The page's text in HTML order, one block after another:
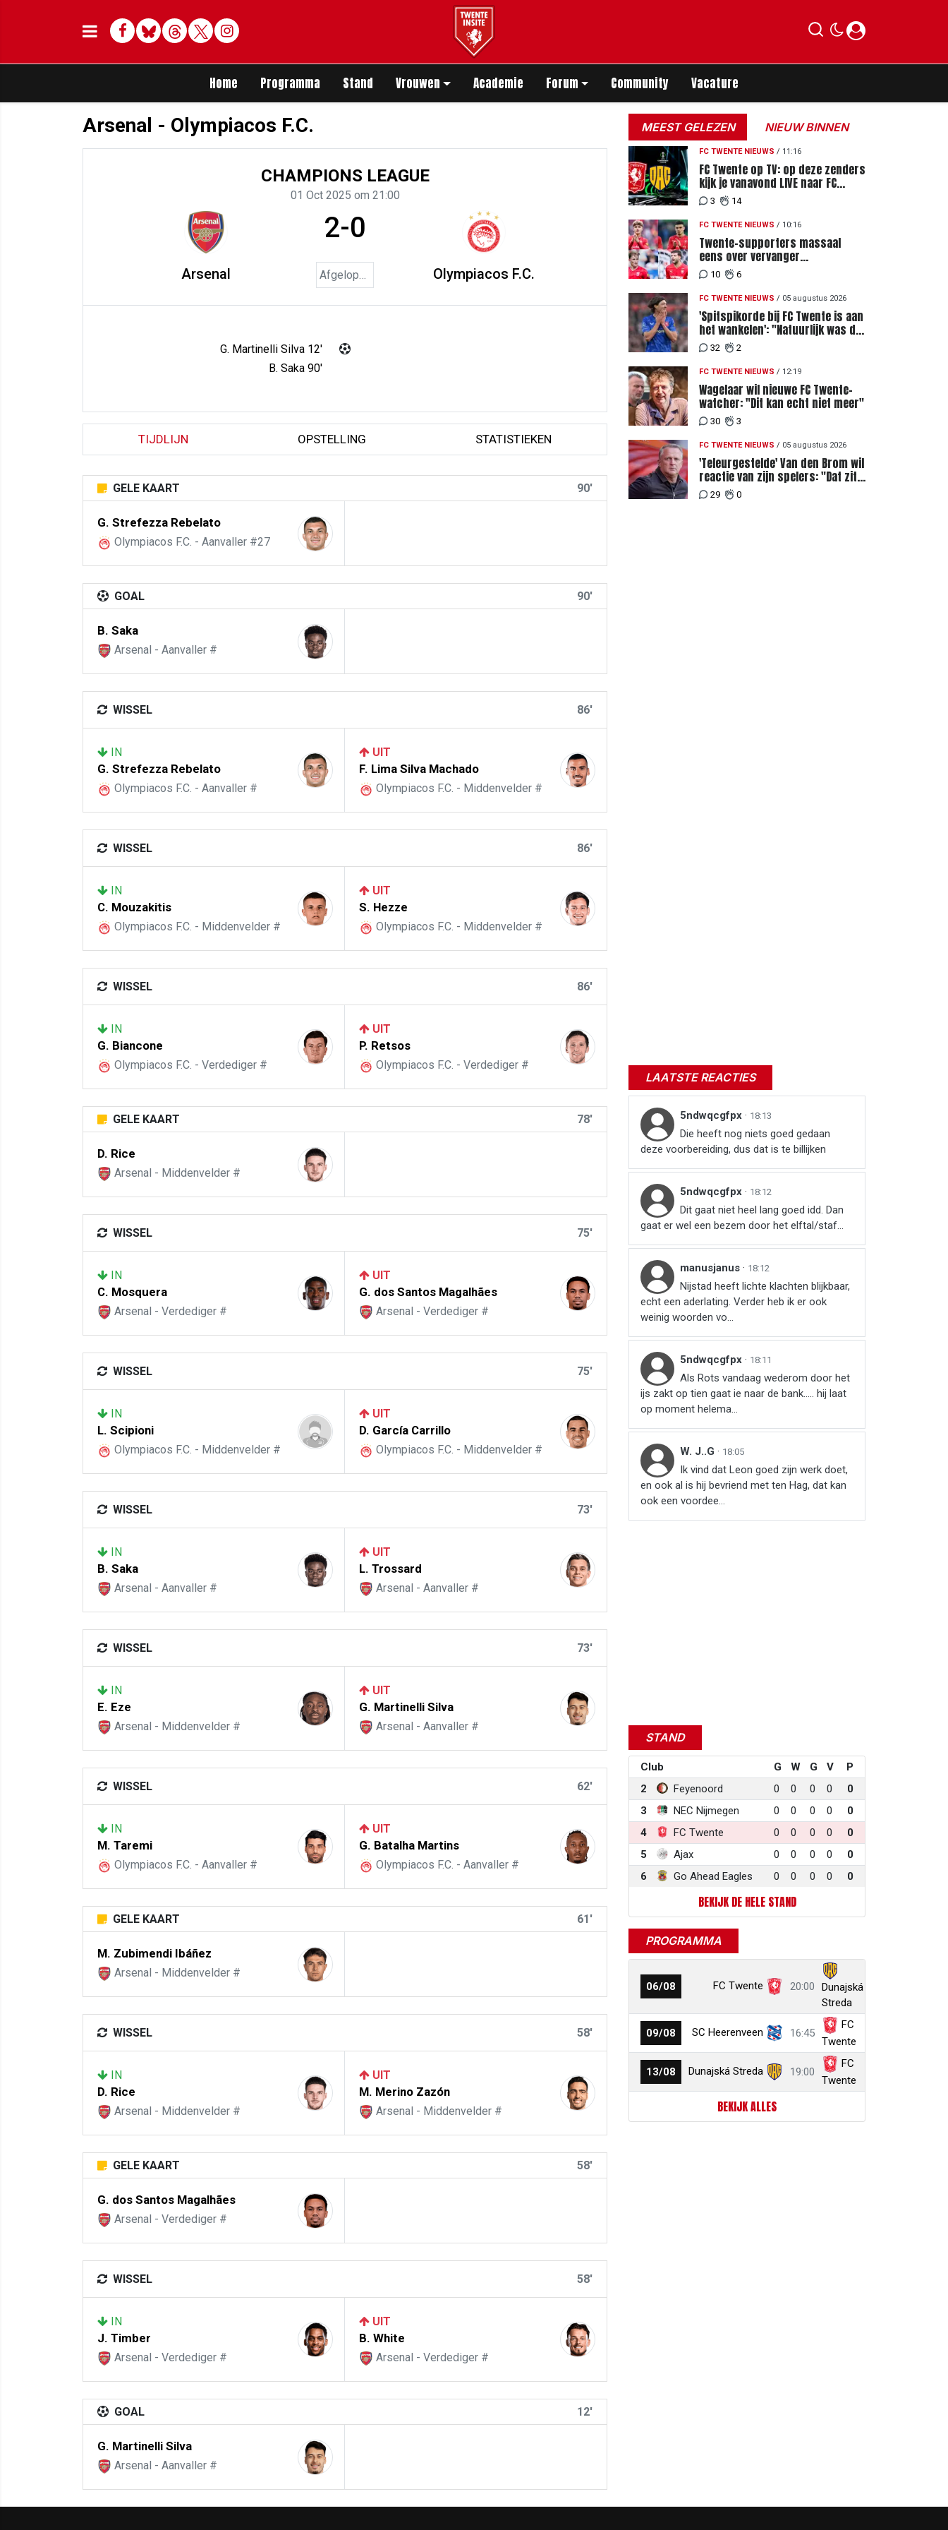
Facebook
BlueskyThreadsTwitterDelen op Whatsapp
Home Programma Stand Vrouwen Academie Forum Community Vacature
Arsenal - Olympiacos F.C.
CHAMPIONS LEAGUE
01 Oct 2025 om 21:00
Arsenal
2-0
Olympiacos F.C.
G. Martinelli Silva 12'
B. Saka 90'
TIJDLIJN OPSTELLING STATISTIEKEN
GELE KAART 90'
G. Strefezza Rebelato
Olympiacos F.C. - Aanvaller #27
GOAL 90'
B. Saka
Arsenal - Aanvaller #
WISSEL 86'
IN
G. Strefezza Rebelato
Olympiacos F.C. - Aanvaller #
UIT
F. Lima Silva Machado
Olympiacos F.C. - Middenvelder #
WISSEL 86'
IN
C. Mouzakitis
Olympiacos F.C. - Middenvelder #
UIT
S. Hezze
Olympiacos F.C. - Middenvelder #
WISSEL 86'
IN
G. Biancone
Olympiacos F.C. - Verdediger #
UIT
P. Retsos
Olympiacos F.C. - Verdediger #
GELE KAART 78'
D. Rice
Arsenal - Middenvelder #
WISSEL 75'
IN
C. Mosquera
Arsenal - Verdediger #
UIT
G. dos Santos Magalhães
Arsenal - Verdediger #
WISSEL 75'
IN
L. Scipioni
Olympiacos F.C. - Middenvelder #
UIT
D. García Carrillo
Olympiacos F.C. - Middenvelder #
WISSEL 73'
IN
B. Saka
Arsenal - Aanvaller #
UIT
L. Trossard
Arsenal - Aanvaller #
WISSEL 73'
IN
E. Eze
Arsenal - Middenvelder #
UIT
G. Martinelli Silva
Arsenal - Aanvaller #
WISSEL 62'
IN
M. Taremi
Olympiacos F.C. - Aanvaller #
UIT
G. Batalha Martins
Olympiacos F.C. - Aanvaller #
GELE KAART 61'
M. Zubimendi Ibáñez
Arsenal - Middenvelder #
WISSEL 58'
IN
D. Rice
Arsenal - Middenvelder #
UIT
M. Merino Zazón
Arsenal - Middenvelder #
GELE KAART 58'
G. dos Santos Magalhães
Arsenal - Verdediger #
WISSEL 58'
IN
J. Timber
Arsenal - Verdediger #
UIT
B. White
Arsenal - Verdediger #
GOAL 12'
G. Martinelli Silva
Arsenal - Aanvaller #
MEEST GELEZEN NIEUW BINNEN
FC TWENTE NIEUWS / 11:16
FC Twente op TV: op deze zenders
kijk je vanavond LIVE naar FC
Twente - FC DAC 04
3 14
FC TWENTE NIEUWS / 10:16
Twente-supporters massaal
eens over vervanger
geblesseerde Lemkin tegen FC
DAC 04
10 6
FC TWENTE NIEUWS / 05 augustus 2026
'Spitspikorde bij FC Twente is aan
het wankelen': "Natuurlijk was dat
een signaal"
32 2
FC TWENTE NIEUWS / 12:19
Wagelaar wil nieuwe FC Twente-
watcher: "Dit kan echt niet meer"
30 3
FC TWENTE NIEUWS / 05 augustus 2026
'Teleurgestelde' Van den Brom wil
reactie van zijn spelers: "Dat zit
bij mij het meeste diep"
29 0
LAATSTE REACTIES
5ndwqcgfpx · 18:13
Die heeft nog niets goed gedaan
deze voorbereiding, dus dat is te billijken
5ndwqcgfpx · 18:12
Dit gaat niet heel lang goed idd. Dan
gaat er wel een bezem door het elftal/staf…
manusjanus · 18:12
Nijstad heeft lichte klachten blijkbaar,
echt een aderlating. Verder heb ik er ook
weinig woorden vo...
5ndwqcgfpx · 18:11
Als Rots vandaag wederom door het
ijs zakt op tien gaat ie naar de bank….. hij laat
op moment helema...
W. J..G · 18:05
Ik vind dat Leon goed zijn werk doet,
en ook al is hij bevriend met ten Hag, dat kan
ook een voordee...
STAND
Club G W G V
P
2
Feyenoord 0 0 0 0
0
3
NEC Nijmegen 0 0 0 0
0
4
FC Twente 0 0 0 0
0
5
Ajax 0 0 0 0
0
6
Go Ahead Eagles 0 0 0 0 0
BEKIJK DE HELE STAND
PROGRAMMA
06/08 FC Twente 20:00
Dunajská
Streda
09/08 SC Heerenveen 16:45
FC
Twente
13/08 Dunajská Streda 19:00
FC
Twente
BEKIJK ALLES